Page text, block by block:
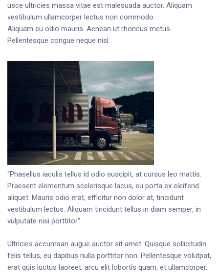
usce ultricies massa vitae est malesuada auctor. Aliquam
vestibulum ullamcorper lectus non commodo.
Aliquam eu odio mauris. Aenean ut rhoncus metus.
Pellentesque congue neque nisl.
“Phasellus iaculis tellus id odio suscipit, at cursus leo mattis.
Praesent elementum scelerisque lacus, eu porta ex eleifend
aliquet. Mauris odio erat, efficitur non dolor at, tincidunt
vestibulum lectus. Aliquam tincidunt tellus in diam semper, in
vulputate nisi porttitor”
Ultricies accumsan augue auctor sit amet. Quisque sollicitudin
felis tellus, eu dapibus nulla porttitor non. Pellentesque volutpat,
erat quis luctus laoreet, arcu elit lobortis quam, et ullamcorper.